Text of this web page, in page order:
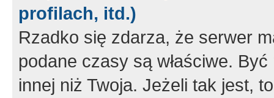
profilach, itd.)
Rzadko się zdarza, że serwer
podane czasy są właściwe.
innej niż Twoja. Jeżeli tak jest,